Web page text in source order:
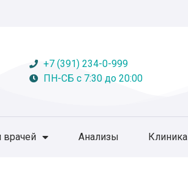
+7 (391) 234-0-999
ПН-СБ с 7:30 до 20:00
врачей Анализы Клиника